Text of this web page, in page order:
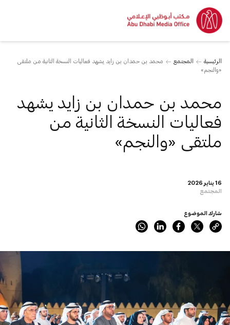
الرئيسية المجتمع
محمد بن حمدان بن زايد يشهد فعاليات النسخة الثانية من ملتقى
«والنجم»
16 يناير 2026
المجتمع
محمد بن حمدان بن زايد يشهد
فعاليات النسخة الثانية من
ملتقى «والنجم»
شارك الموضوع